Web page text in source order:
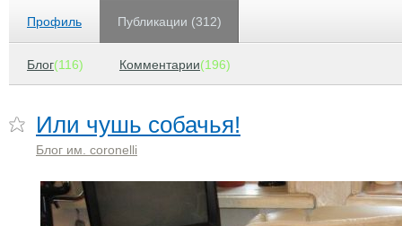
Профиль Публикации (312)
Блог(116) Комментарии(196)
Или чушь собачья!
Блог им. coronelli